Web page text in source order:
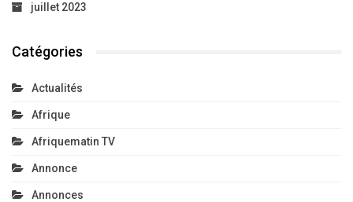
juillet 2023
Catégories
Actualités
Afrique
Afriquematin TV
Annonce
Annonces